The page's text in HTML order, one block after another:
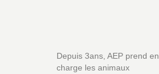
Depuis 3ans, AEP prend en
charge les animaux